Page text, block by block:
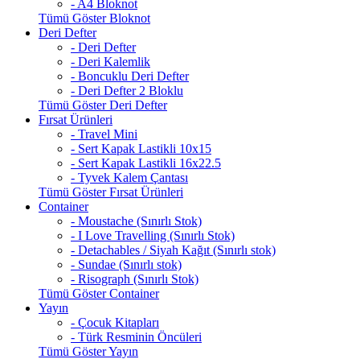
- A4 Bloknot
Tümü Göster Bloknot
Deri Defter
- Deri Defter
- Deri Kalemlik
- Boncuklu Deri Defter
- Deri Defter 2 Bloklu
Tümü Göster Deri Defter
Fırsat Ürünleri
- Travel Mini
- Sert Kapak Lastikli 10x15
- Sert Kapak Lastikli 16x22.5
- Tyvek Kalem Çantası
Tümü Göster Fırsat Ürünleri
Container
- Moustache (Sınırlı Stok)
- I Love Travelling (Sınırlı Stok)
- Detachables / Siyah Kağıt (Sınırlı stok)
- Sundae (Sınırlı stok)
- Risograph (Sınırlı Stok)
Tümü Göster Container
Yayın
- Çocuk Kitapları
- Türk Resminin Öncüleri
Tümü Göster Yayın